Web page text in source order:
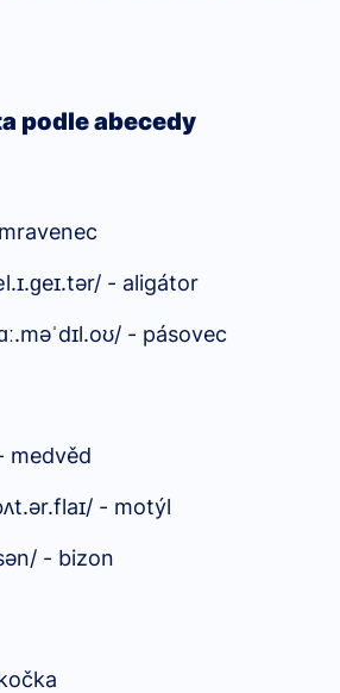
podle abecedy
ɪ.ɡeɪ.tər/ - aligátor
.məˈdɪl.oʊ/ - pásovec
medvěd
ʌt.ər.flaɪ/ - motýl
- bizon